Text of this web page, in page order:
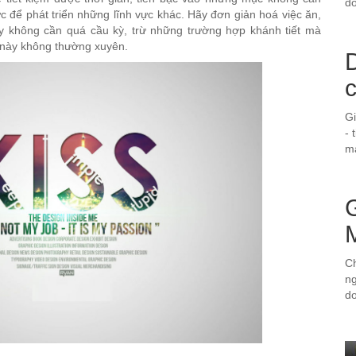
để phát triển những lĩnh vực khác. Hãy đơn giản hoá việc ăn,
không cần quá cầu kỳ, trừ những trường hợp khánh tiết mà
không thường xuyên.
-